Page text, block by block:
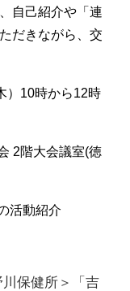
自己紹介や「連
だきながら、交
）10時から12時
2階大会議室(徳
活動紹介
保健所＞「吉